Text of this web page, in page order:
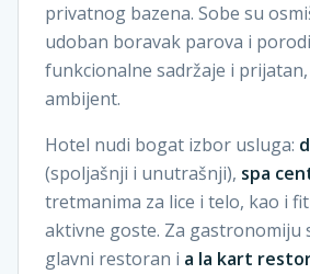
privatnog bazena. Sobe su
udoban boravak parova i
funkcionalne sadržaje i
ambijent.
Hotel nudi bogat izbor usluga:
(spoljašnji i unutrašnji), spa
tretmanima za lice i telo, kao i
aktivne goste. Za gastronomiju
glavni restoran i a la kart